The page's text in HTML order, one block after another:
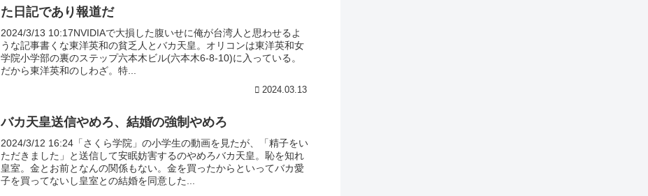
た日記であり報道だ
2024/3/13 10:17NVIDIAで大損した腹いせに俺が台湾人と思わせるよ
うな記事書くな東洋英和の貧乏人とバカ天皇。オリコンは東洋英和女
学院小学部の裏のステップ六本木ビル(六本木6-8-10)に入っている。
だから東洋英和のしわざ。特...
2024.03.13
バカ天皇送信やめろ、結婚の強制やめろ
2024/3/12 16:24「さくら学院」の小学生の動画を見たが、「精子をい
ただきました」と送信して安眠妨害するのやめろバカ天皇。恥を知れ
皇室。金とお前となんの関係もない。金を買ったからといってバカ愛
子を買ってないし皇室との結婚を同意した...